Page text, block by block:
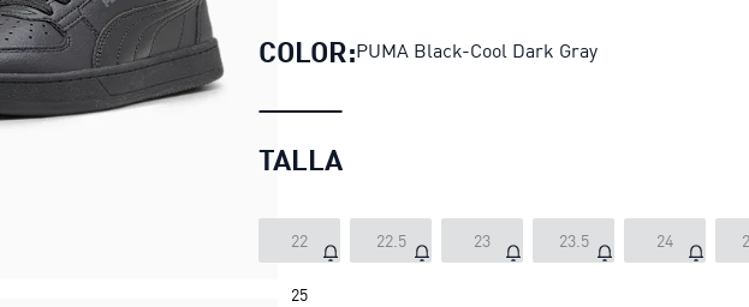
COLOR:PUMA Black-Cool Dark Gray
TALLA
22 22.5 23 23.5 24
25